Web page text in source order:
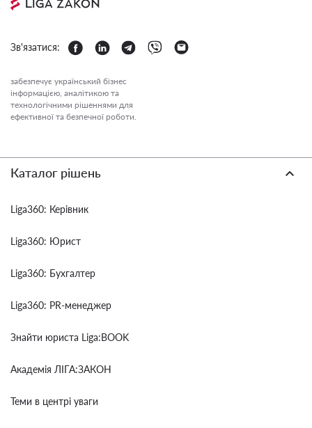
Зв'язатися:
забезпечує український бізнес
інформацією, аналітикою та
технологічними рішеннями для
ефективної та безпечної роботи.
Каталог рішень
Liga360: Керівник
Liga360: Юрист
Liga360: Бухгалтер
Liga360: PR-менеджер
Знайти юриста Liga:BOOK
Академія ЛІГА:ЗАКОН
Теми в центрі уваги